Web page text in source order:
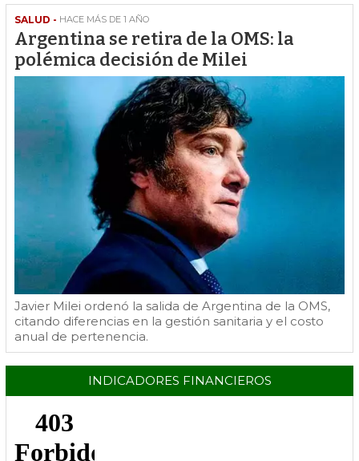
SALUD - HACE MÁS DE 1 AÑO
Argentina se retira de la OMS: la
polémica decisión de Milei
Javier Milei ordenó la salida de Argentina de la OMS,
citando diferencias en la gestión sanitaria y el costo
anual de pertenencia.
INDICADORES FINANCIEROS